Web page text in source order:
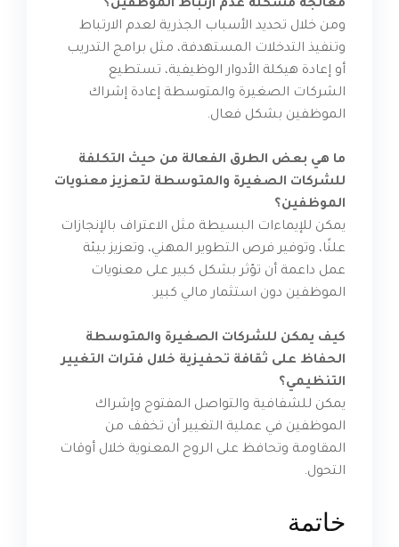
معالجة مشكلة عدم ارتباط الموظفين؟
ومن خلال تحديد الأسباب الجذرية لعدم الارتباط
وتنفيذ التدخلات المستهدفة، مثل برامج التدريب
أو إعادة هيكلة الأدوار الوظيفية، تستطيع
الشركات الصغيرة والمتوسطة إعادة إشراك
الموظفين بشكل فعال.
ما هي بعض الطرق الفعالة من حيث التكلفة
للشركات الصغيرة والمتوسطة لتعزيز معنويات
الموظفين؟
يمكن للإيماءات البسيطة مثل الاعتراف بالإنجازات
علنًا، وتوفير فرص التطوير المهني، وتعزيز بيئة
عمل داعمة أن تؤثر بشكل كبير على معنويات
الموظفين دون استثمار مالي كبير.
كيف يمكن للشركات الصغيرة والمتوسطة
الحفاظ على ثقافة تحفيزية خلال فترات التغيير
التنظيمي؟
يمكن للشفافية والتواصل المفتوح وإشراك
الموظفين في عملية التغيير أن تخفف من
المقاومة وتحافظ على الروح المعنوية خلال أوقات
التحول.
خاتمة